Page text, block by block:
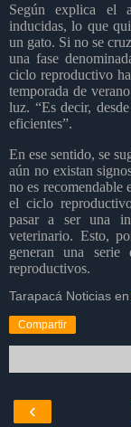
Según explica el
inducidas, lo que
un gato. Si no se
una fase
ciclo reproductivo
temporada de
luz. “Es decir,
eficientes”.
En ese sentido, se
aún no existan
no es recomendable
el ciclo
pasar a ser una
veterinario. Esto,
generan una serie
reproductivos.
Tarapacá Noticias en
Compartir
‹